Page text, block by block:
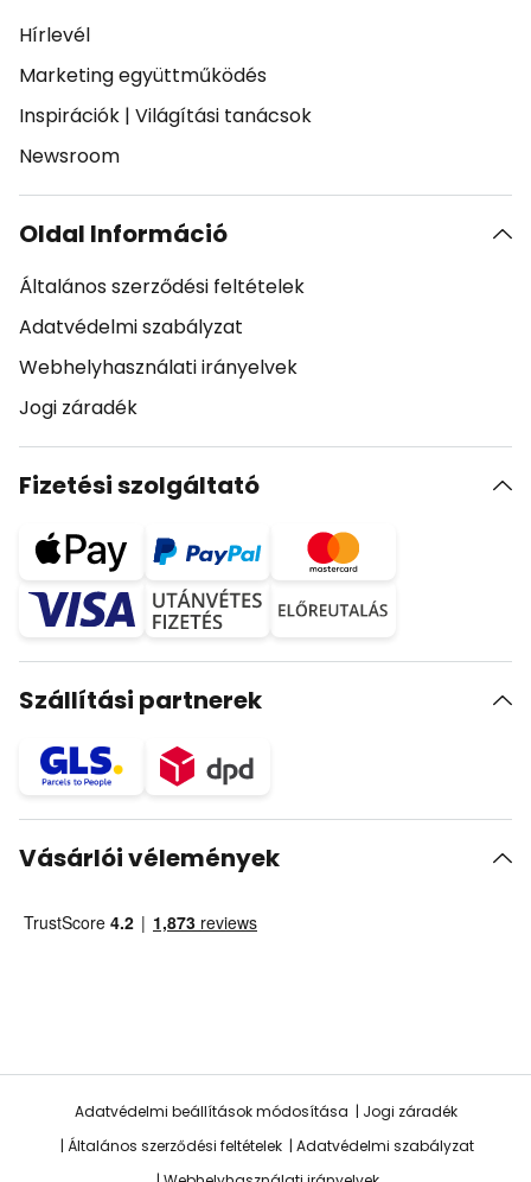
Hírlevél
Marketing együttműködés
Inspirációk | Világítási tanácsok
Newsroom
Oldal Információ
Általános szerződési feltételek
Adatvédelmi szabályzat
Webhelyhasználati irányelvek
Jogi záradék
Fizetési szolgáltató
Szállítási partnerek
Vásárlói vélemények
Adatvédelmi beállítások módosítása
Jogi záradék
Általános szerződési feltételek
Adatvédelmi szabályzat